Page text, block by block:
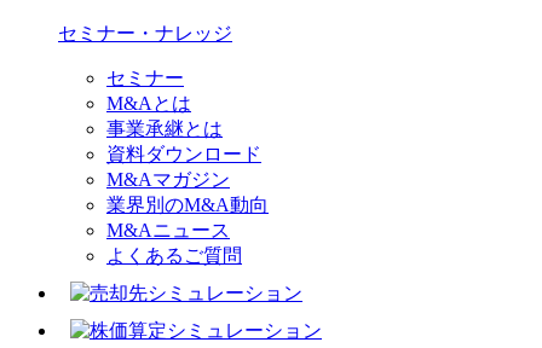
セミナー・ナレッジ
セミナー
M&Aとは
事業承継とは
資料ダウンロード
M&Aマガジン
業界別のM&A動向
M&Aニュース
よくあるご質問